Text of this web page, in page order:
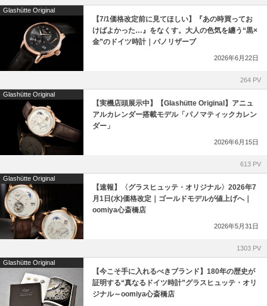
Glashütte Original
【7/1価格改定前に見てほしい】『あの時買ってお
けばよかった…』をなくす。大人の色気を纏う“黒×
金”のドイツ時計｜パノリザーブ
2026年6月22日
264 PV
Glashütte Original
【実機店頭展示中】【Glashütte Original】アニュ
アルカレンダー搭載モデル「パノマティックカレン
ダー」
2026年6月15日
613 PV
Glashütte Original
【速報】〈グラスヒュッテ・オリジナル〉2026年7
月1日(水)価格改定｜ゴールドモデルが値上げへ｜
oomiya心斎橋店
2026年5月31日
1303 PV
Glashütte Original
【今こそ手に入れるべきブランド】180年の歴史が
証明する“真なるドイツ時計”グラスヒュッテ・オリ
ジナル～oomiya心斎橋店
EBERHARD
EDOX
G-SHOCK
Glashütte Original
Hautlence
IWC
MAURICE LACROIX
ブライトリング ブティック 京都
チューダー ブティック by OOMIYA
ジラール・ペルゴ ブティック 大阪